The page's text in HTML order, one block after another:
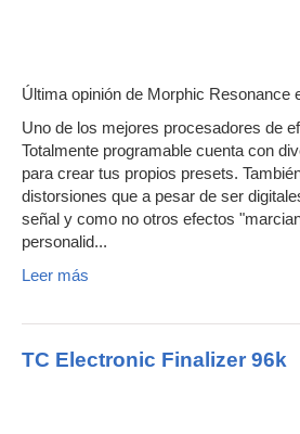
Última opinión de Morphic Resonance
Uno de los mejores procesadores de
Totalmente programable cuenta con
para crear tus propios presets.
distorsiones que a pesar de ser
señal y como no otros efectos
personalid...
Leer más
TC Electronic Finalizer 96k